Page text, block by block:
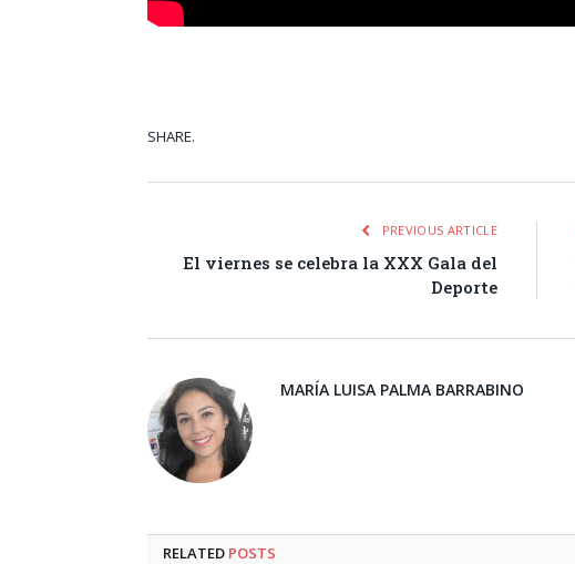
SHARE.
PREVIOUS ARTICLE
El viernes se celebra la XXX Gala del
Deporte
MARÍA LUISA PALMA BARRABINO
RELATED POSTS